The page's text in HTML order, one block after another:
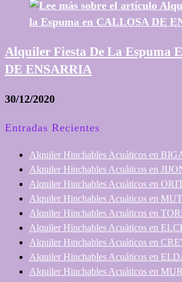
Alquiler Fiesta De La Espuma
DE ENSARRIA
30/12/2020
Entradas Recientes
Alquiler Hinchables Acuáticos en
Alquiler Hinchables Acuáticos en
Alquiler Hinchables Acuáticos en
Alquiler Hinchables Acuáticos en
Alquiler Hinchables Acuáticos en
Alquiler Hinchables Acuáticos en
Alquiler Hinchables Acuáticos en
Alquiler Hinchables Acuáticos en
Alquiler Hinchables Acuáticos en